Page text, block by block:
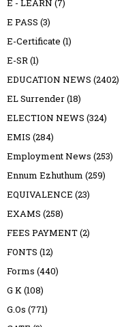
E - LEARN (7)
E PASS (3)
E-Certificate (1)
E-SR(1)
EDUCATION NEWS (2402)
EL Surrender(18)
ELECTION NEWS (324)
EMIS (284)
Employment News (253)
Ennum Ezhuthum (259)
EQUIVALENCE (23)
EXAMS (258)
FEES PAYMENT(2)
FONTS (12)
Forms (440)
G K(108)
G.Os (771)